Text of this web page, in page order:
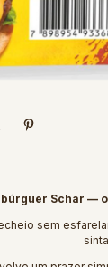
Schar —
sem